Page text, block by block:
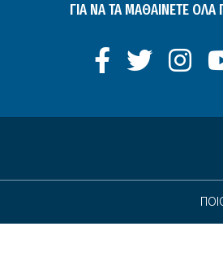
ΓΙΑ ΝΑ ΤΑ ΜΑΘΑΙΝΕΤΕ ΟΛΑ